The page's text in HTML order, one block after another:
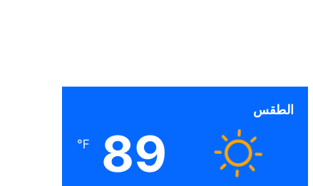
الطقس
89
℉